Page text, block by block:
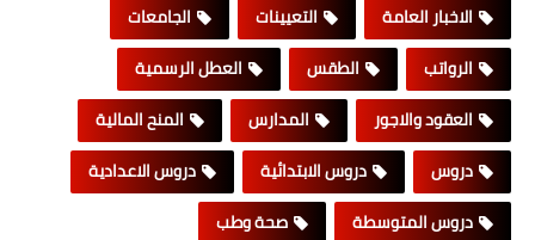
الاخبار العامة
التعيينات
الجامعات
الرواتب
الطقس
العطل الرسمية
العقود والاجور
المدارس
المنح المالية
دروس
دروس الابتدائية
دروس الاعدادية
دروس المتوسطة
صحة وطب